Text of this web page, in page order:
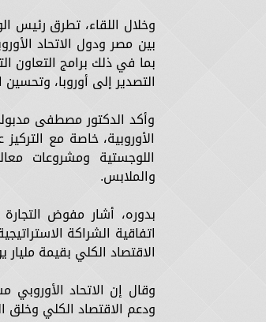
وخلال اللقاء، تطرق رئيس
بين مصر ودول الاتحاد
بما في ذلك برامج التعاون
التصدير إلى أوروبا،
وأكد الدكتور مصطفى
الأوروبية، خاصة مع
اللوجستية ومشروعات
والملابس.
بدوره، أشار مفوض
الاقتصاد الكلي بقيمة مليار
وقال إن الاتحاد
ودعم الاقتصاد الكلي وخلق